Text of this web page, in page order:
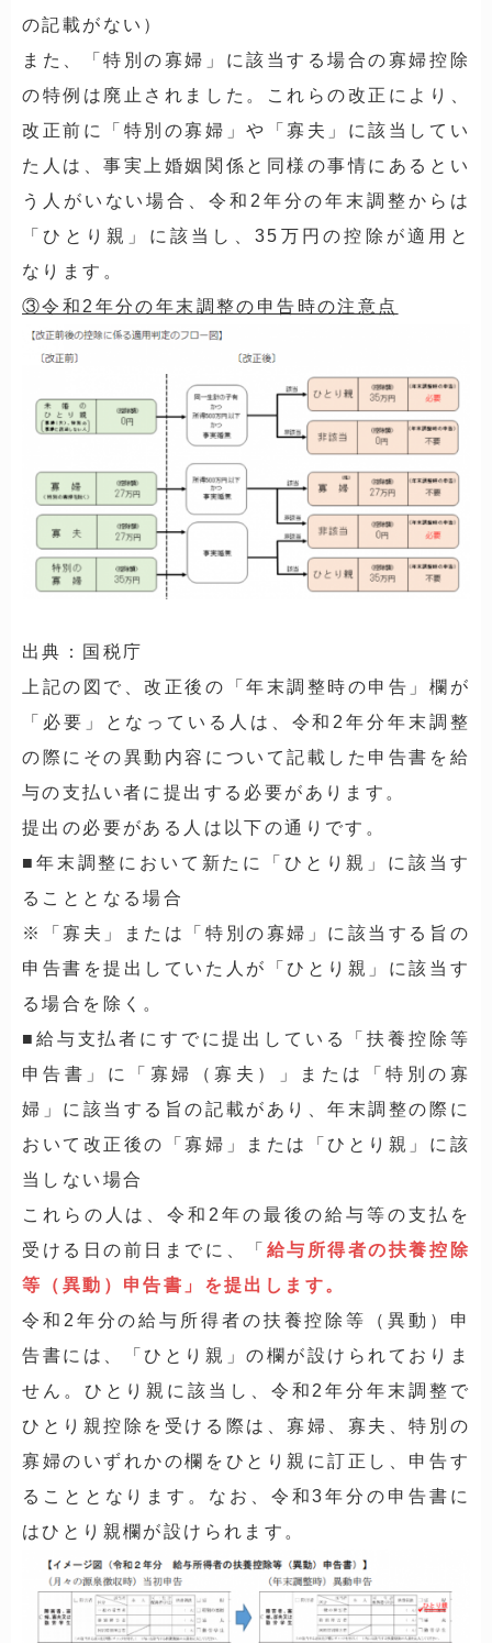
の記載がない）
また、「特別の寡婦」に該当する場合の寡婦控除
の特例は廃止されました。これらの改正により、
改正前に「特別の寡婦」や「寡夫」に該当してい
た人は、事実上婚姻関係と同様の事情にあるとい
う人がいない場合、令和2年分の年末調整からは
「ひとり親」に該当し、35万円の控除が適用と
なります。
③令和2年分の年末調整の申告時の注意点
出典：国税庁
上記の図で、改正後の「年末調整時の申告」欄が
「必要」となっている人は、令和2年分年末調整
の際にその異動内容について記載した申告書を給
与の支払い者に提出する必要があります。
提出の必要がある人は以下の通りです。
■年末調整において新たに「ひとり親」に該当す
ることとなる場合
※「寡夫」または「特別の寡婦」に該当する旨の
申告書を提出していた人が「ひとり親」に該当す
る場合を除く。
■給与支払者にすでに提出している「扶養控除等
申告書」に「寡婦（寡夫）」または「特別の寡
婦」に該当する旨の記載があり、年末調整の際に
おいて改正後の「寡婦」または「ひとり親」に該
当しない場合
これらの人は、令和2年の最後の給与等の支払を
受ける日の前日までに、「 給与所得者の扶養控除
等（異動）申告書」を提出します。
令和2年分の給与所得者の扶養控除等（異動）申
告書には、「ひとり親」の欄が設けられておりま
せん。ひとり親に該当し、令和2年分年末調整で
ひとり親控除を受ける際は、寡婦、寡夫、特別の
寡婦のいずれかの欄をひとり親に訂正し、申告す
ることとなります。なお、令和3年分の申告書に
はひとり親欄が設けられます。